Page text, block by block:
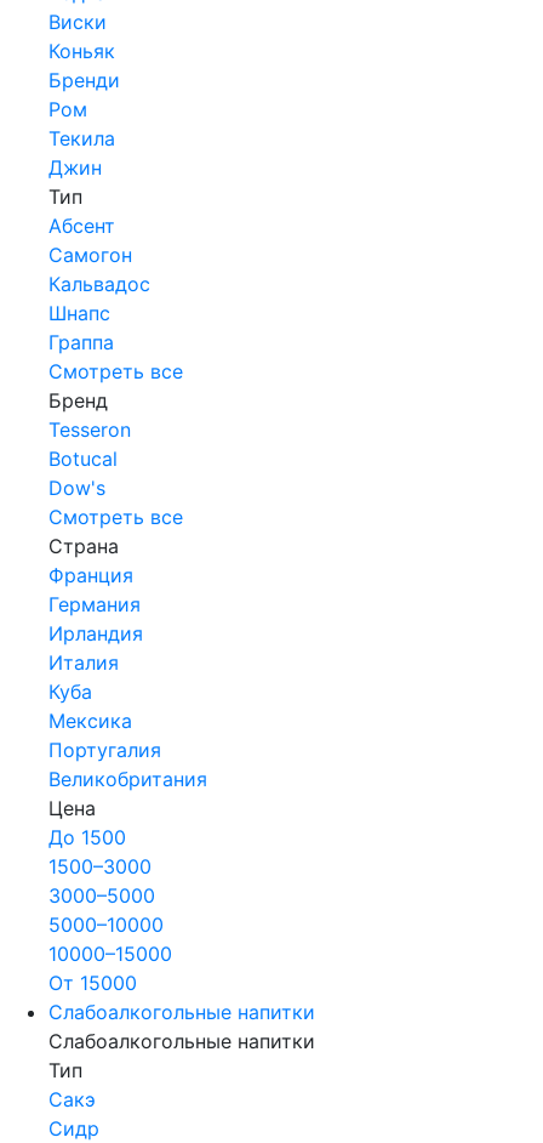
Виски
Коньяк
Бренди
Ром
Текила
Джин
Тип
Абсент
Самогон
Кальвадос
Шнапс
Граппа
Смотреть все
Бренд
Tesseron
Botucal
Dow's
Смотреть все
Страна
Франция
Германия
Ирландия
Италия
Куба
Мексика
Португалия
Великобритания
Цена
До 1500
1500–3000
3000–5000
5000–10000
10000–15000
От 15000
Слабоалкогольные напитки
Слабоалкогольные напитки
Тип
Сакэ
Сидр